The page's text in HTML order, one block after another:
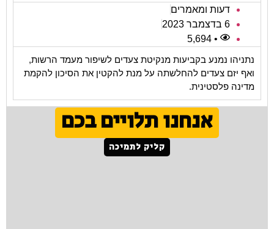
דעות ומאמרים
6 בדצמבר 2023
• 5,694
נתניהו נמנע בקביעות מנקיטת צעדים לשיפור מעמד הרשות,
ואף יזם צעדים להחלשתה על מנת להקטין את הסיכון להקמת
מדינה פלסטינית.
אנחנו תלויים בכם
קליק לתמיכה